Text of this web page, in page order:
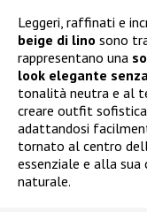
Leggeri, raffinati e
beige di lino sono
rappresentano una
look elegante
tonalità neutra e al
creare outfit
adattandosi
tornato al centro
essenziale e alla
naturale.